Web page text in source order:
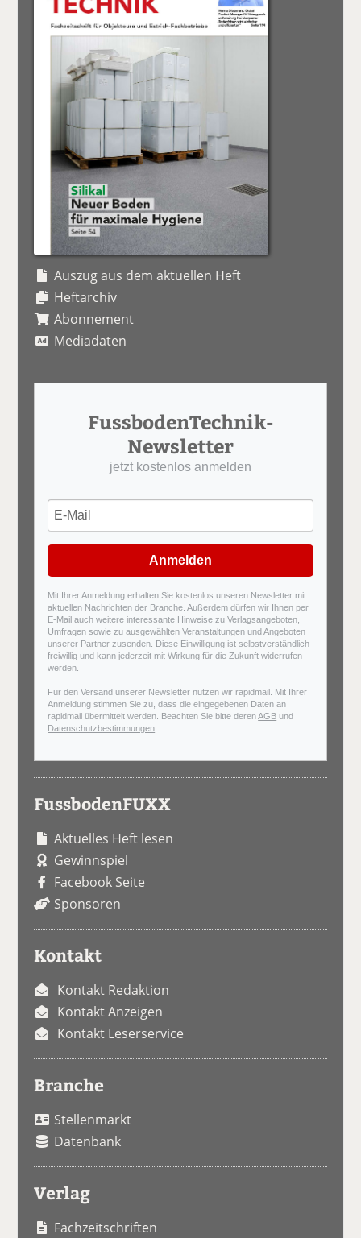
Auszug aus dem aktuellen Heft
Heftarchiv
Abonnement
Mediadaten
FussbodenTechnik-
Newsletter
jetzt kostenlos anmelden
Anmelden
Mit Ihrer Anmeldung erhalten Sie kostenlos unseren Newsletter mit
aktuellen Nachrichten der Branche. Außerdem dürfen wir Ihnen per
E-Mail auch weitere interessante Hinweise zu Verlagsangeboten,
Umfragen sowie zu ausgewählten Veranstaltungen und Angeboten
unserer Partner zusenden. Diese Einwilligung ist selbstverständlich
freiwillig und kann jederzeit mit Wirkung für die Zukunft widerrufen
werden.
Für den Versand unserer Newsletter nutzen wir rapidmail. Mit Ihrer
Anmeldung stimmen Sie zu, dass die eingegebenen Daten an
rapidmail übermittelt werden. Beachten Sie bitte derenAGB und
Datenschutzbestimmungen
FussbodenFUXX
Aktuelles Heft lesen
Gewinnspiel
Facebook Seite
Sponsoren
Kontakt
Kontakt Redaktion
Kontakt Anzeigen
Kontakt Leserservice
Branche
Stellenmarkt
Datenbank
Verlag
Fachzeitschriften